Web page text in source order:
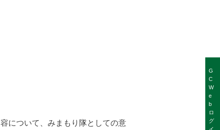
G
C
W
e
b
ロ
グ
について、みまもり隊としての意